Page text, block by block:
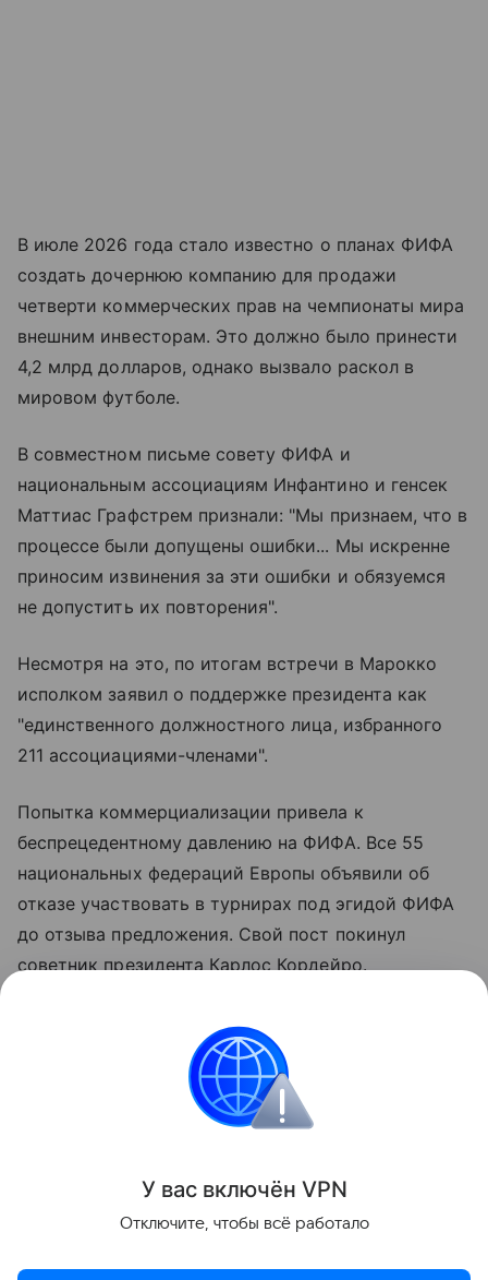
В июле 2026 года стало известно о планах ФИФА
создать дочернюю компанию для продажи
четверти коммерческих прав на чемпионаты мира
внешним инвесторам. Это должно было принести
4,2 млрд долларов, однако вызвало раскол в
мировом футболе.
В совместном письме совету ФИФА и
национальным ассоциациям Инфантино и генсек
Маттиас Графстрем признали: "Мы признаем, что в
процессе были допущены ошибки... Мы искренне
приносим извинения за эти ошибки и обязуемся
не допустить их повторения".
Несмотря на это, по итогам встречи в Марокко
исполком заявил о поддержке президента как
"единственного должностного лица, избранного
211 ассоциациями-членами".
Попытка коммерциализации привела к
беспрецедентному давлению на ФИФА. Все 55
национальных федераций Европы объявили об
отказе участвовать в турнирах под эгидой ФИФА
до отзыва предложения. Свой пост покинул
советник президента Карлос Кордейро.
Главный операционный директор Кевин Ламур
обвинил Инфантино в обмане сотрудников, а глава
отдела глобального развития Арсен Венгер заявил,
что не имел отношения к проекту.
Поделиться
У вас включён VPN
Отключите, чтобы всё работало